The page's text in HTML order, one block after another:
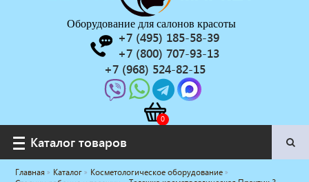
Оборудование для салонов красоты
+7 (495) 185-58-39
+7 (800) 707-93-13
+7 (968) 524-82-15
Каталог товаров
Каталог товаров
Главная Каталог
Косметологическое оборудование